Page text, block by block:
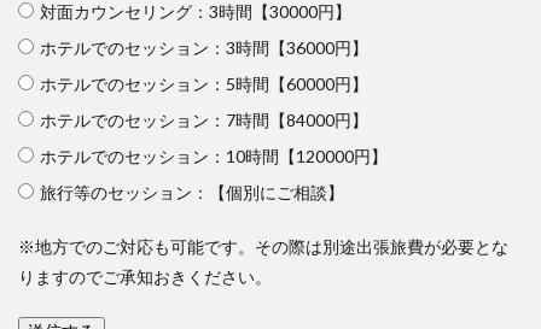
対面カウンセリング：3時間【30000円】
ホテルでのセッション：3時間【36000円】
ホテルでのセッション：5時間【60000円】
ホテルでのセッション：7時間【84000円】
ホテルでのセッション：10時間【120000円】
旅行等のセッション：【個別にご相談】
※地方でのご対応も可能です。その際は別途出張旅費が必要とな
りますのでご承知おきください。